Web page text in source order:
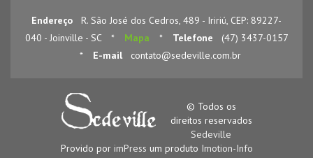
Endereço
R. São José dos Cedros, 489 - Iririú, CEP: 89227-
040 - Joinville - SC
* Mapa * Telefone
(47) 3437-0157
*
E-mail contato@sedeville.com.br
© Todos os
direitos reservados
Sedeville
Provido por imPress um produto Imotion-Info